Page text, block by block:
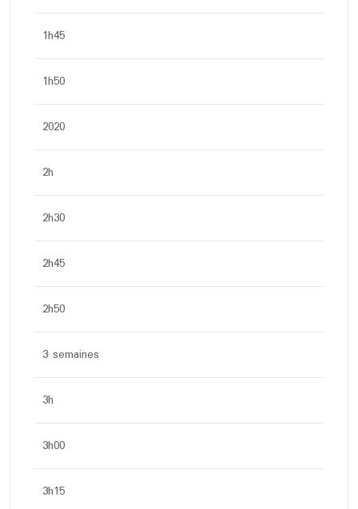
1h45
1h50
2020
2h
2h30
2h45
2h50
3 semaines
3h
3h00
3h15